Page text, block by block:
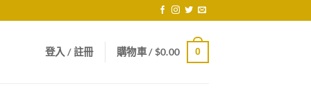
登入 / 註冊 購物車 /$0.00 0